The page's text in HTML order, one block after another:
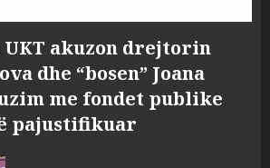
UKT akuzon drejtorin
dhe “bosen” Joana
me fondet publike
pajustifikuar